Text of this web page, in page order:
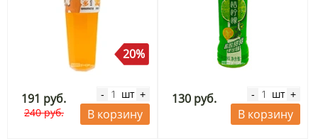
20%
191 руб.
240 руб.
- шт +
В корзину
130 руб. - шт +
В корзину